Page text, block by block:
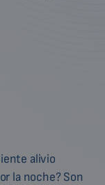
alivio
la noche? Son